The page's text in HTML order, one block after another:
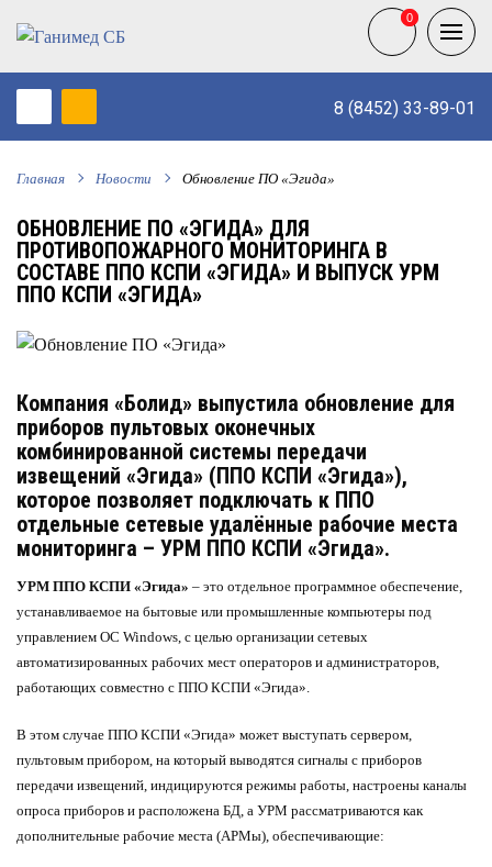
8 (8452) 33-89-01
0
0
Главная Новости Обновление ПО «Эгида»
ОБНОВЛЕНИЕ ПО «ЭГИДА» ДЛЯ
ПРОТИВОПОЖАРНОГО МОНИТОРИНГА В
СОСТАВЕ ППО КСПИ «ЭГИДА» И ВЫПУСК УРМ
ППО КСПИ «ЭГИДА»
Компания «Болид» выпустила обновление для
приборов пультовых оконечных
комбинированной системы передачи
извещений «Эгида» (ППО КСПИ «Эгида»),
которое позволяет подключать к ППО
отдельные сетевые удалённые рабочие места
мониторинга – УРМ ППО КСПИ «Эгида».
УРМ ППО КСПИ «Эгида» – это отдельное программное обеспечение,
устанавливаемое на бытовые или промышленные компьютеры под
управлением ОС Windows, с целью организации сетевых
автоматизированных рабочих мест операторов и администраторов,
работающих совместно с ППО КСПИ «Эгида».
В этом случае ППО КСПИ «Эгида» может выступать сервером,
пультовым прибором, на который выводятся сигналы с приборов
передачи извещений, индицируются режимы работы, настроены каналы
опроса приборов и расположена БД, а УРМ рассматриваются как
дополнительные рабочие места (АРМы), обеспечивающие: